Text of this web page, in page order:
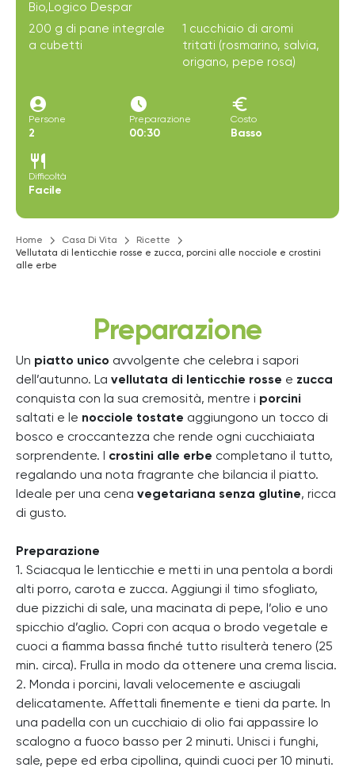
Bio,Logico Despar
200 g di pane integrale
a cubetti
1 cucchiaio di aromi
tritati (rosmarino, salvia,
origano, pepe rosa)
account_circle
Persone
2
access_time_filled
Preparazione
00:30
euro
Costo
Basso
restaurant
Difficoltà
Facile
Home Casa Di Vita
Ricette
Vellutata di lenticchie rosse e zucca, porcini alle nocciole e crostini
alle erbe
Preparazione
Un piatto unico avvolgente che celebra i sapori
dell’autunno. La vellutata di lenticchie rosse e zucca
conquista con la sua cremosità, mentre i porcini
saltati e le nocciole tostate aggiungono un tocco di
bosco e croccantezza che rende ogni cucchiaiata
sorprendente. I crostini alle erbe completano il tutto,
regalando una nota fragrante che bilancia il piatto.
Ideale per una cena vegetariana senza glutine, ricca
di gusto.
Preparazione
1. Sciacqua le lenticchie e metti in una pentola a bordi
alti porro, carota e zucca. Aggiungi il timo sfogliato,
due pizzichi di sale, una macinata di pepe, l’olio e uno
spicchio d’aglio. Copri con acqua o brodo vegetale e
cuoci a fiamma bassa finché tutto risulterà tenero (25
min. circa). Frulla in modo da ottenere una crema liscia.
2. Monda i porcini, lavali velocemente e asciugali
delicatamente. Affettali finemente e tieni da parte. In
una padella con un cucchiaio di olio fai appassire lo
scalogno a fuoco basso per 2 minuti. Unisci i funghi,
sale, pepe ed erba cipollina, quindi cuoci per 10 minuti.